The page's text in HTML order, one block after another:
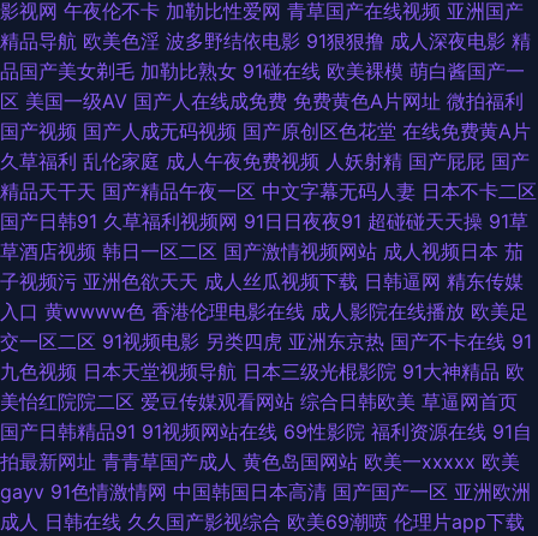
午夜寂寞老司机 黄色AAA片电影 伊人狠狠综合 白丝啪啪 东方成人AV综合 日
本二三区不卡 亚洲H片成人版 亚洲美女性爱AV 超碰97公开在线 国产91网 黑
丝国产素人 51视频国产 91直播啪啪 97超碰草在线 国产美女自在线 韩国三级
片网址 美女网站91 日韩色片在线看 日韩理论三级 探花系列亚洲电影 91后入
美女蜜桃 性爱剧场 www高清 韩国AV色站 日本午夜剧场 91n免费处女在 东
方无码AV 九一韩剧网 尤物熟妇TV 91的美女视频 人人爱超碰 在线a久青草视
频 wwwwww尤物 浮力久久影院 亚洲欧美日韩另类 极品户外露出 日韩福利
国产91AV视频 久久国产视频精品 国产精品熟女一区 青娱乐激情网 天堂AV淫
导航 伊香蕉大综 国产精品噜噜噜 欧美国产综合日韩 色色日韩 亚洲成人一区
影视网 午夜伦不卡 加勒比性爱网 青草国产在线视频 亚洲国产
精品导航 欧美色淫 波多野结依电影 91狠狠撸 成人深夜电影 精
品国产美女剃毛 加勒比熟女 91碰在线 欧美裸模 萌白酱国产一
区 美国一级AV 国产人在线成免费 免费黄色A片网址 微拍福利
国产视频 国产人成无码视频 国产原创区色花堂 在线免费黄A片
久草福利 乱伦家庭 成人午夜免费视频 人妖射精 国产屁屁 国产
精品天干天 国产精品午夜一区 中文字幕无码人妻 日本不卡二区
国产日韩91 久草福利视频网 91日日夜夜91 超碰碰天天操 91草
草酒店视频 韩日一区二区 国产激情视频网站 成人视频日本 茄
子视频污 亚洲色欲天天 成人丝瓜视频下载 日韩逼网 精东传媒
入口 黄wwww色 香港伦理电影在线 成人影院在线播放 欧美足
交一区二区 91视频电影 另类四虎 亚洲东京热 国产不卡在线 91
九色视频 日本天堂视频导航 日本三级光棍影院 91大神精品 欧
美怡红院院二区 爱豆传媒观看网站 综合日韩欧美 草逼网首页
国产日韩精品91 91视频网站在线 69性影院 福利资源在线 91自
拍最新网址 青青草国产成人 黄色岛国网站 欧美一xxxxx 欧美
gayv 91色情激情网 中国韩国日本高清 国产国产一区 亚洲欧洲
成人 日韩在线 久久国产影视综合 欧美69潮喷 伦理片app下载